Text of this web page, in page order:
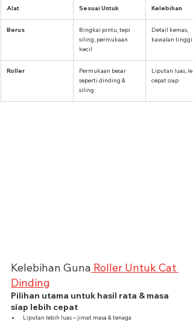
Alat Sesuai Untuk Kelebihan
Berus
Bingkai pintu, tepi
siling, permukaan
kecil
Detail kemas,
kawalan tinggi
Roller
Permukaan besar
seperti dinding &
siling
Liputan luas,
cepat siap
Kelebihan Guna Roller Untuk Cat
Dinding
Pilihan utama untuk hasil rata & masa
siap lebih cepat
Liputan lebih luas – jimat masa & tenaga